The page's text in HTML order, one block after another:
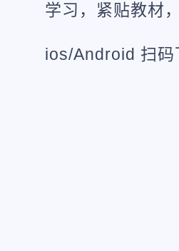
学习，紧贴教材
ios/Android 扫码